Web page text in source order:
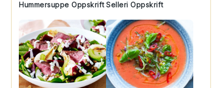
Hummersuppe OppskriftSelleri Oppskrift